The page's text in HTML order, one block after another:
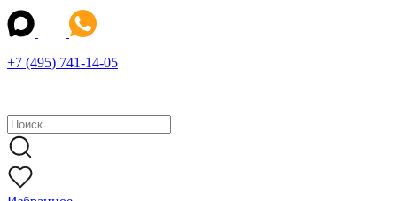
+7 (495) 741-14-05